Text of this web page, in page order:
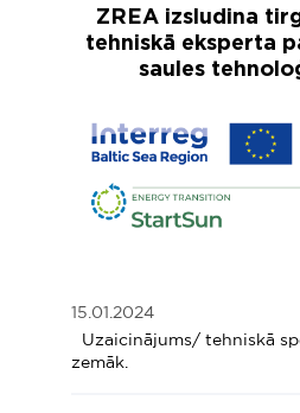
ZREA izsludina
tehniskā eksperta
saules
15.01.2024
Uzaicinājums/ tehniskā
zemāk.